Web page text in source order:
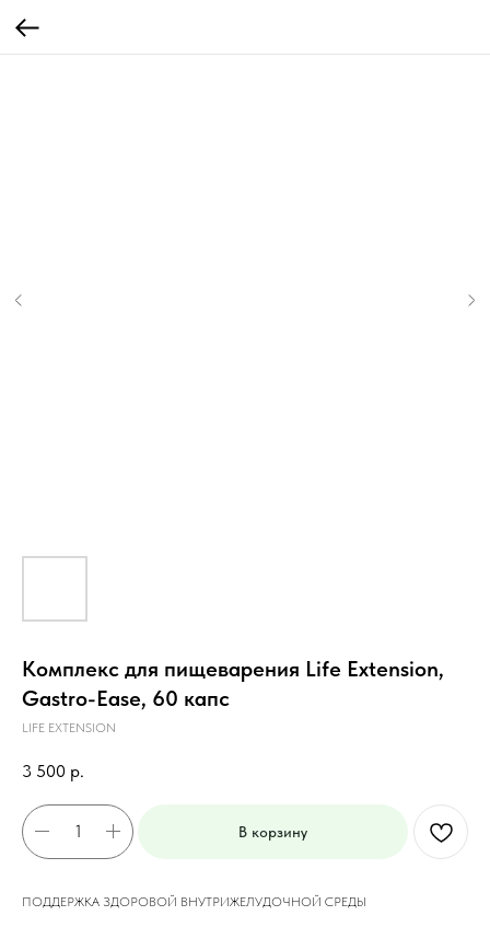
Комплекс для пищеварения Life Extension,
Gastro-Ease, 60 капс
LIFE EXTENSION
3 500 р.
В корзину
ПОДДЕРЖКА ЗДОРОВОЙ ВНУТРИЖЕЛУДОЧНОЙ СРЕДЫ